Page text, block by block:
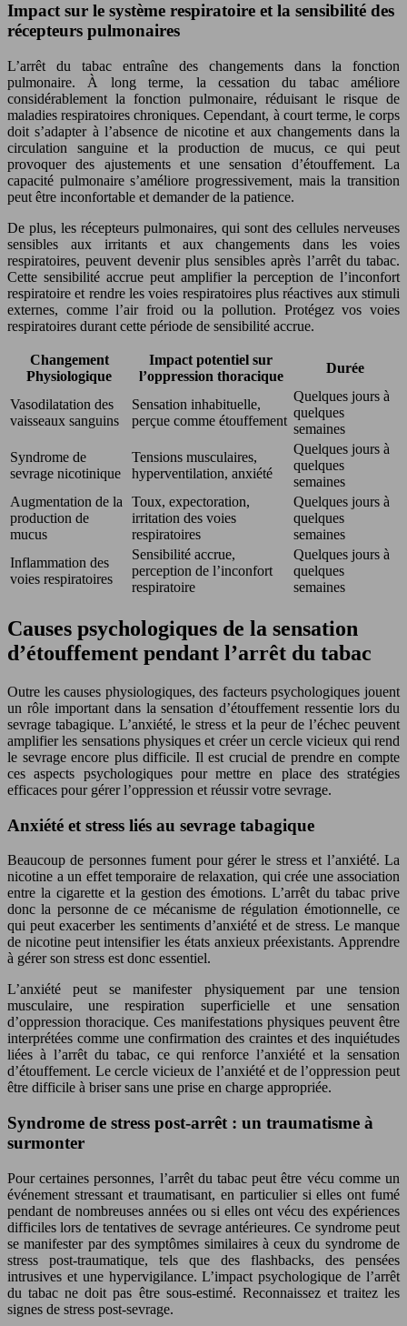
Impact sur le système respiratoire et la sensibilité des
récepteurs pulmonaires
L’arrêt du tabac entraîne des changements dans la fonction
pulmonaire. À long terme, la cessation du tabac améliore
considérablement la fonction pulmonaire, réduisant le risque de
maladies respiratoires chroniques. Cependant, à court terme, le corps
doit s’adapter à l’absence de nicotine et aux changements dans la
circulation sanguine et la production de mucus, ce qui peut
provoquer des ajustements et une sensation d’étouffement. La
capacité pulmonaire s’améliore progressivement, mais la transition
peut être inconfortable et demander de la patience.
De plus, les récepteurs pulmonaires, qui sont des cellules nerveuses
sensibles aux irritants et aux changements dans les voies
respiratoires, peuvent devenir plus sensibles après l’arrêt du tabac.
Cette sensibilité accrue peut amplifier la perception de l’inconfort
respiratoire et rendre les voies respiratoires plus réactives aux stimuli
externes, comme l’air froid ou la pollution. Protégez vos voies
respiratoires durant cette période de sensibilité accrue.
Changement
Physiologique
Impact potentiel sur
l’oppression thoracique
Durée
Vasodilatation des
vaisseaux sanguins
Sensation inhabituelle,
perçue comme étouffement
Quelques jours à
quelques
semaines
Syndrome de
sevrage nicotinique
Tensions musculaires,
hyperventilation, anxiété
Quelques jours à
quelques
semaines
Augmentation de la
production de
mucus
Toux, expectoration,
irritation des voies
respiratoires
Quelques jours à
quelques
semaines
Inflammation des
voies respiratoires
Sensibilité accrue,
perception de l’inconfort
respiratoire
Quelques jours à
quelques
semaines
Causes psychologiques de la sensation
d’étouffement pendant l’arrêt du tabac
Outre les causes physiologiques, des facteurs psychologiques jouent
un rôle important dans la sensation d’étouffement ressentie lors du
sevrage tabagique. L’anxiété, le stress et la peur de l’échec peuvent
amplifier les sensations physiques et créer un cercle vicieux qui rend
le sevrage encore plus difficile. Il est crucial de prendre en compte
ces aspects psychologiques pour mettre en place des stratégies
efficaces pour gérer l’oppression et réussir votre sevrage.
Anxiété et stress liés au sevrage tabagique
Beaucoup de personnes fument pour gérer le stress et l’anxiété. La
nicotine a un effet temporaire de relaxation, qui crée une association
entre la cigarette et la gestion des émotions. L’arrêt du tabac prive
donc la personne de ce mécanisme de régulation émotionnelle, ce
qui peut exacerber les sentiments d’anxiété et de stress. Le manque
de nicotine peut intensifier les états anxieux préexistants. Apprendre
à gérer son stress est donc essentiel.
L’anxiété peut se manifester physiquement par une tension
musculaire, une respiration superficielle et une sensation
d’oppression thoracique. Ces manifestations physiques peuvent être
interprétées comme une confirmation des craintes et des inquiétudes
liées à l’arrêt du tabac, ce qui renforce l’anxiété et la sensation
d’étouffement. Le cercle vicieux de l’anxiété et de l’oppression peut
être difficile à briser sans une prise en charge appropriée.
Syndrome de stress post-arrêt : un traumatisme à
surmonter
Pour certaines personnes, l’arrêt du tabac peut être vécu comme un
événement stressant et traumatisant, en particulier si elles ont fumé
pendant de nombreuses années ou si elles ont vécu des expériences
difficiles lors de tentatives de sevrage antérieures. Ce syndrome peut
se manifester par des symptômes similaires à ceux du syndrome de
stress post-traumatique, tels que des flashbacks, des pensées
intrusives et une hypervigilance. L’impact psychologique de l’arrêt
du tabac ne doit pas être sous-estimé. Reconnaissez et traitez les
signes de stress post-sevrage.